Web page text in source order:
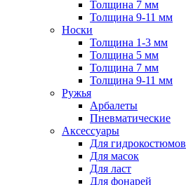
Толщина 7 мм
Толщина 9-11 мм
Носки
Толщина 1-3 мм
Толщина 5 мм
Толщина 7 мм
Толщина 9-11 мм
Ружья
Арбалеты
Пневматические
Аксессуары
Для гидрокостюмов
Для масок
Для ласт
Для фонарей